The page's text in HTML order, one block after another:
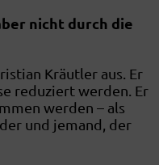
nicht durch die
Kräutler aus. Er
reduziert werden. Er
werden – als
und jemand, der